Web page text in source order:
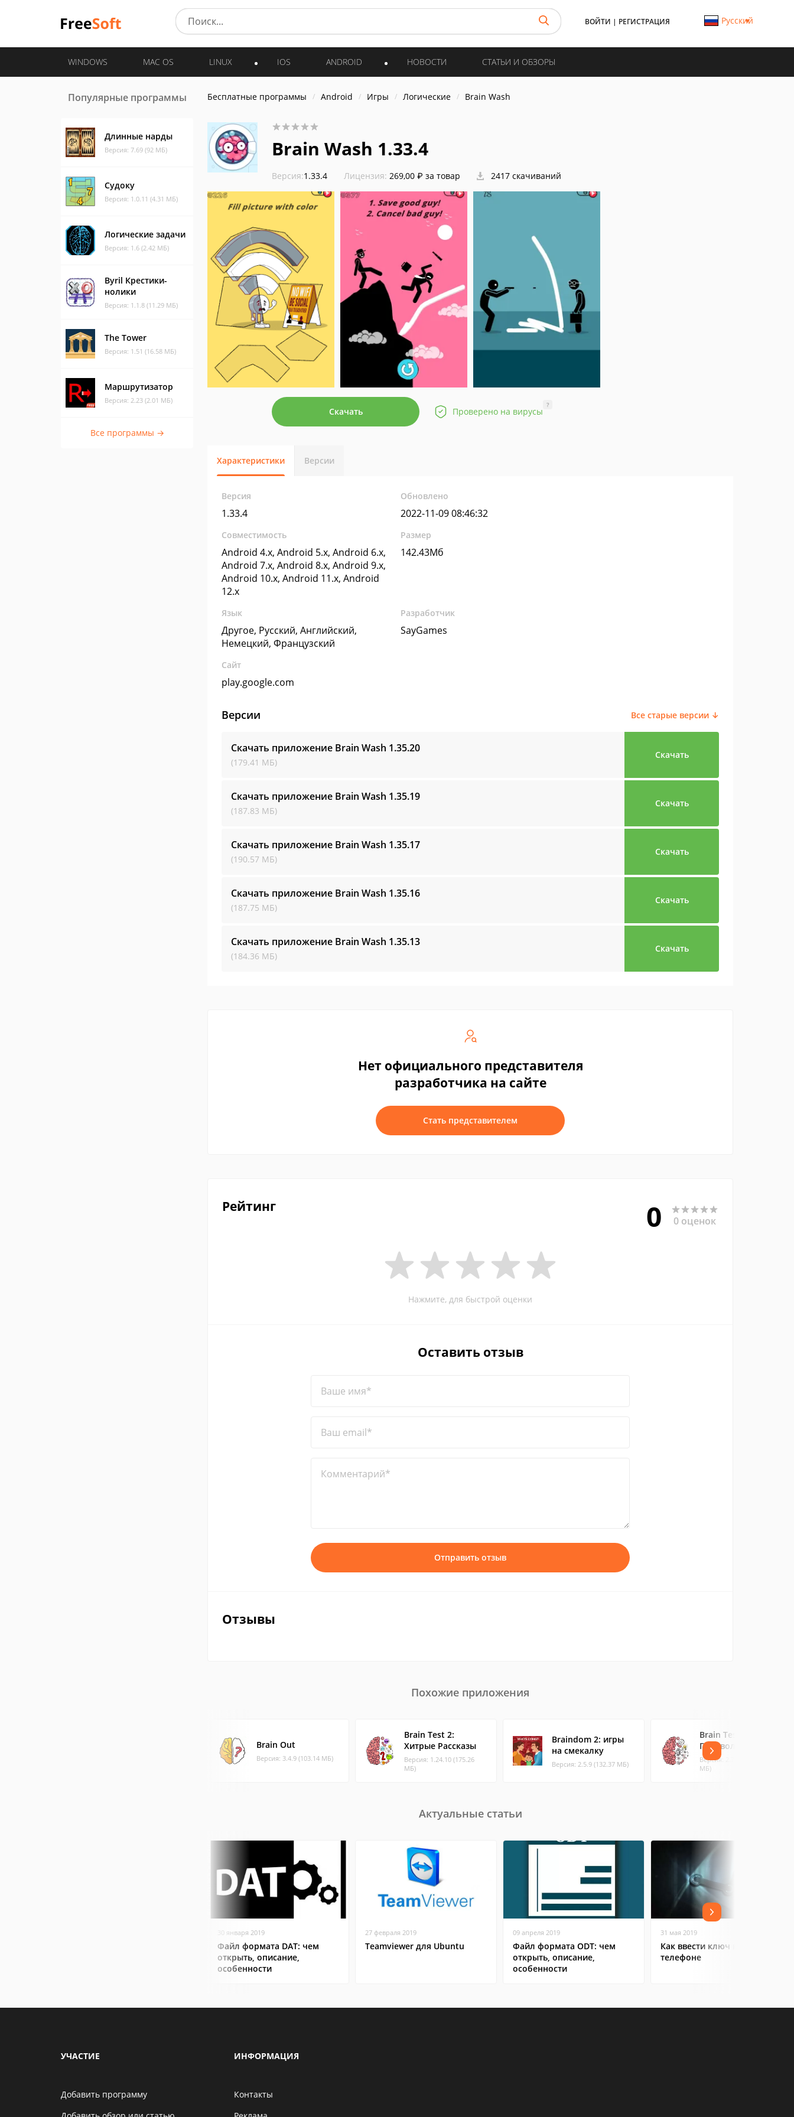
ВОЙТИ | РЕГИСТРАЦИЯ Русский
WINDOWS MAC OS LINUX IOS ANDROID НОВОСТИ СТАТЬИ И ОБЗОРЫ
Популярные программы
Длинные нарды
Версия: 7.69 (92 МБ)
Судоку
Версия: 1.0.11 (4.31 МБ)
Логические задачи
Версия: 1.6 (2.42 МБ)
Byril Крестики-
нолики
Версия: 1.1.8 (11.29 МБ)
The Tower
Версия: 1.51 (16.58 МБ)
Маршрутизатор
Версия: 2.23 (2.01 МБ)
Все программы →
Бесплатные программы Android Игры Логические Brain Wash
Brain Wash 1.33.4
Версия:1.33.4 Лицензия: 269,00 ₽ за товар 2417 скачиваний
Скачать Проверено на вирусы
?
Характеристики Версии
Версия
1.33.4
Обновлено
2022-11-09 08:46:32
Совместимость
Android 4.x, Android 5.x, Android 6.x,
Android 7.x, Android 8.x, Android 9.x,
Android 10.x, Android 11.x, Android
12.x
Размер
142.43Мб
Язык
Другое, Русский, Английский,
Немецкий, Французский
Разработчик
SayGames
Сайт
play.google.com
Версии Все старые версии ↓
Скачать приложение Brain Wash 1.35.20
(179.41 МБ)
Скачать
Скачать приложение Brain Wash 1.35.19
(187.83 МБ)
Скачать
Скачать приложение Brain Wash 1.35.17
(190.57 МБ)
Скачать
Скачать приложение Brain Wash 1.35.16
(187.75 МБ)
Скачать
Скачать приложение Brain Wash 1.35.13
(184.36 МБ)
Скачать
Нет официального представителя
разработчика на сайте
Стать представителем
Рейтинг 0 0 оценок
Нажмите, для быстрой оценки
Оставить отзыв
Ваше имя*
Ваш email*
Комментарий*
Отправить отзыв
Отзывы
Похожие приложения
Brain Out
Версия: 3.4.9 (103.14 МБ)
Brain Test 2:
Хитрые Рассказы
Версия: 1.24.10 (175.26
МБ)
Braindom 2: игры
на смекалку
Версия: 2.5.9 (132.37 МБ)
Brain Test: Хитрые
Головоломки
Версия: 2.770.0 (195.55
МБ)
Актуальные статьи
30 января 2019
Файл формата DAT: чем
открыть, описание,
особенности
27 февраля 2019
Teamviewer для Ubuntu
09 апреля 2019
Файл формата ODT: чем
открыть, описание,
особенности
31 мая 2019
Как ввести ключ в Steam на
телефоне
УЧАСТИЕ
Добавить программу
ИНФОРМАЦИЯ
Контакты